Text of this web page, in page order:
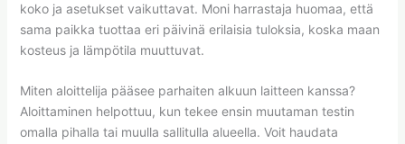
koko ja asetukset vaikuttavat. Moni harrastaja huomaa, että
sama paikka tuottaa eri päivinä erilaisia tuloksia, koska maan
kosteus ja lämpötila muuttuvat.
Miten aloittelija pääsee parhaiten alkuun laitteen kanssa?
Aloittaminen helpottuu, kun tekee ensin muutaman testin
omalla pihalla tai muulla sallitulla alueella. Voit haudata